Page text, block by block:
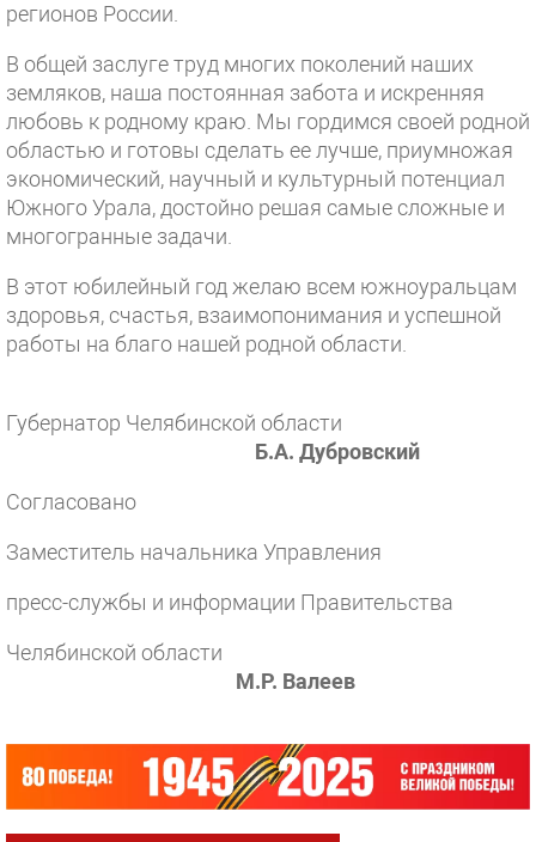
регионов России.
В общей заслуге труд многих поколений наших
земляков, наша постоянная забота и искренняя
любовь к родному краю. Мы гордимся своей родной
областью и готовы сделать ее лучше, приумножая
экономический, научный и культурный потенциал
Южного Урала, достойно решая самые сложные и
многогранные задачи.
В этот юбилейный год желаю всем южноуральцам
здоровья, счастья, взаимопонимания и успешной
работы на благо нашей родной области.
Губернатор Челябинской области
Б.А. Дубровский
Согласовано
Заместитель начальника Управления
пресс-службы и информации Правительства
Челябинской области
М.Р. Валеев